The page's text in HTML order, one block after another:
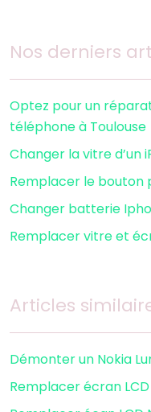
Nos derniers
Optez pour un
téléphone à Toulouse
Changer la vitre d’un
Remplacer le bouton
Changer batterie
Remplacer vitre et
Articles
Démonter un Nokia
Remplacer écran